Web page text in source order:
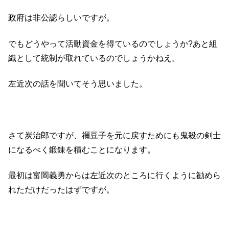
政府は非公認らしいですが。
でもどうやって活動資金を得ているのでしょうか?あと組
織として統制が取れているのでしょうかねえ。
左近次の話を聞いてそう思いました。
さて炭治郎ですが、禰豆子を元に戻すためにも鬼殺の剣士
になるべく鍛錬を積むことになります。
最初は富岡義勇からは左近次のところに行くように勧めら
れただけだったはずですが。